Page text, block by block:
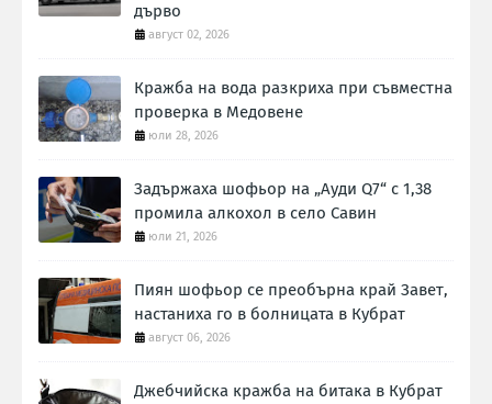
дърво
август 02, 2026
Кражба на вода разкриха при съвместна
проверка в Медовене
юли 28, 2026
Задържаха шофьор на „Ауди Q7“ с 1,38
промила алкохол в село Савин
юли 21, 2026
Пиян шофьор се преобърна край Завет,
настаниха го в болницата в Кубрат
август 06, 2026
Джебчийска кражба на битака в Кубрат